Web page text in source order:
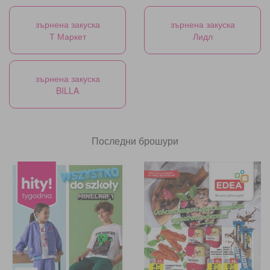
зърнена закуска
Т Маркет
зърнена закуска
Лидл
зърнена закуска
BILLA
Последни брошури